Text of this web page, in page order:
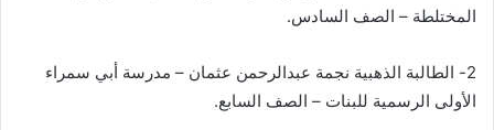
المختلطة – الصف السادس.
2- الطالبة الذهبية نجمة عبدالرحمن عثمان – مدرسة أبي سمراء
الأولى الرسمية للبنات – الصف السابع.